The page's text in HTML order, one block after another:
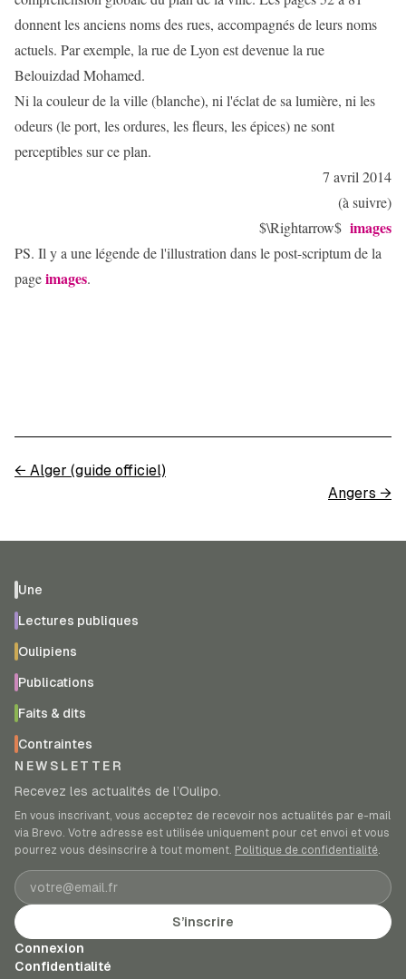
donnent les anciens noms des rues, accompagnés de leurs noms
actuels. Par exemple, la rue de Lyon est devenue la rue
Belouizdad Mohamed.
Ni la couleur de la ville (blanche), ni l'éclat de sa lumière, ni les
odeurs (le port, les ordures, les fleurs, les épices) ne sont
perceptibles sur ce plan.
7 avril 2014
(à suivre)
$\Rightarrow$ images
PS. Il y a une légende de l'illustration dans le post-scriptum de la
pageimages.
← Alger (guide officiel)
Angers →
Une
Lectures publiques
Oulipiens
Publications
Faits & dits
Contraintes
NEWSLETTER
Recevez les actualités de l’Oulipo.
En vous inscrivant, vous acceptez de recevoir nos actualités par e-mail
via Brevo. Votre adresse est utilisée uniquement pour cet envoi et vous
pourrez vous désinscrire à tout moment. Politique de confidentialité.
Adresse e-mail
S’inscrire
Connexion
Confidentialité